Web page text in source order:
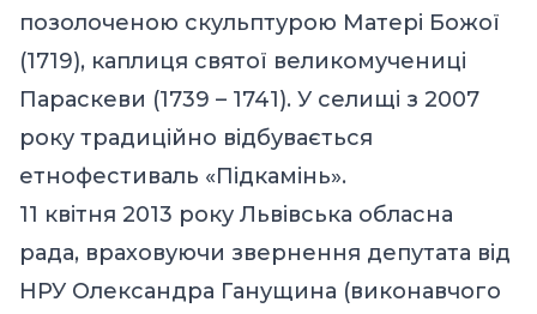
позолоченою скульптурою Матері Божої
(1719), каплиця святої великомучениці
Параскеви (1739 – 1741). У селищі з 2007
року традиційно відбувається
етнофестиваль «Підкамінь».
11 квітня 2013 року Львівська обласна
рада, враховуючи звернення депутата від
НРУ Олександра Ганущина (виконавчого